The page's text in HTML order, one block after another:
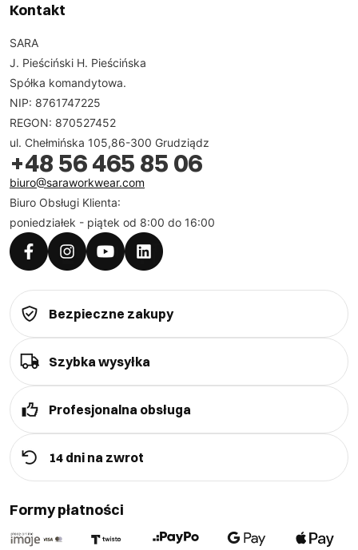
Kontakt
SARA
J. Pieściński H. Pieścińska
Spółka komandytowa.
NIP: 8761747225
REGON: 870527452
ul. Chełmińska 105,86-300 Grudziądz
+48 56 465 85 06
biuro@saraworkwear.com
Biuro Obsługi Klienta:
poniedziałek - piątek od 8:00 do 16:00
Bezpieczne zakupy
Szybka wysyłka
Profesjonalna obsługa
14 dni na zwrot
Formy płatności